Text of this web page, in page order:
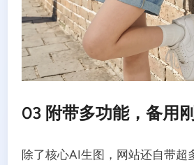
03 附带多功能，备用
除了核心AI生图，网站还自带超